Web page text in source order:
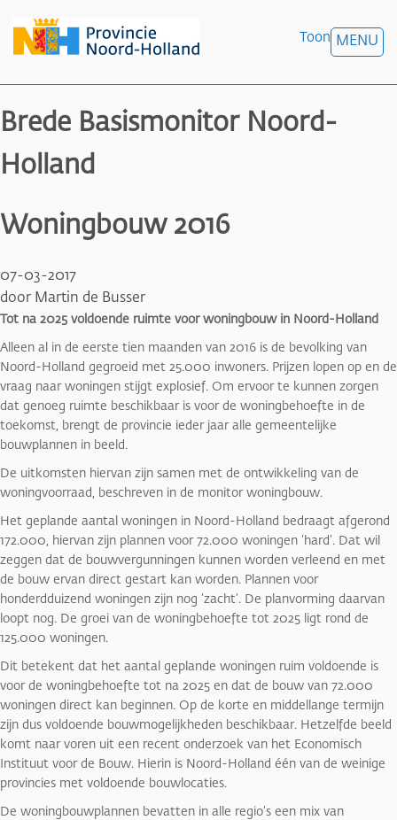
Toon MENU
Brede Basismonitor Noord-
Holland
Woningbouw 2016
07-03-2017
door Martin de Busser
Tot na 2025 voldoende ruimte voor woningbouw in Noord-Holland
Alleen al in de eerste tien maanden van 2016 is de bevolking van
Noord-Holland gegroeid met 25.000 inwoners. Prijzen lopen op en de
vraag naar woningen stijgt explosief. Om ervoor te kunnen zorgen
dat genoeg ruimte beschikbaar is voor de woningbehoefte in de
toekomst, brengt de provincie ieder jaar alle gemeentelijke
bouwplannen in beeld.
De uitkomsten hiervan zijn samen met de ontwikkeling van de
woningvoorraad, beschreven in de monitor woningbouw.
Het geplande aantal woningen in Noord-Holland bedraagt afgerond
172.000, hiervan zijn plannen voor 72.000 woningen ‘hard’. Dat wil
zeggen dat de bouwvergunningen kunnen worden verleend en met
de bouw ervan direct gestart kan worden. Plannen voor
honderdduizend woningen zijn nog ‘zacht’. De planvorming daarvan
loopt nog. De groei van de woningbehoefte tot 2025 ligt rond de
125.000 woningen.
Dit betekent dat het aantal geplande woningen ruim voldoende is
voor de woningbehoefte tot na 2025 en dat de bouw van 72.000
woningen direct kan beginnen. Op de korte en middellange termijn
zijn dus voldoende bouwmogelijkheden beschikbaar. Hetzelfde beeld
komt naar voren uit een recent onderzoek van het Economisch
Instituut voor de Bouw. Hierin is Noord-Holland één van de weinige
provincies met voldoende bouwlocaties.
De woningbouwplannen bevatten in alle regio’s een mix van